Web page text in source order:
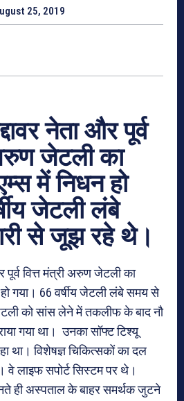
25, 2019
नेता और पूर्व
जेटली का
में निधन हो
जेटली लंबे
से जूझ रहे थे।
पूर्व वित्त मंत्री अरुण जेटली का
गया। 66 वर्षीय जेटली लंबे समय से
को सांस लेने में तकलीफ के बाद नौ
गया था। उनका सॉफ्ट टिश्यू
था। विशेषज्ञ चिकित्सकों का दल
वे लाइफ सपोर्ट सिस्टम पर थे।
ही अस्पताल के बाहर समर्थक जुटने